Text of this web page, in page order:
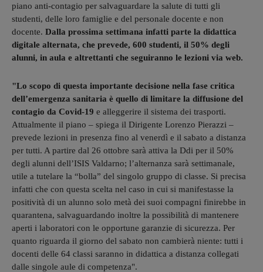
piano anti-contagio per salvaguardare la salute di tutti gli
studenti, delle loro famiglie e del personale docente e non
docente. Dalla prossima settimana infatti parte la didattica
digitale alternata, che prevede, 600 studenti, il 50% degli
alunni, in aula e altrettanti che seguiranno le lezioni via web.
"Lo scopo di questa importante decisione nella fase critica
dell’emergenza sanitaria è quello di limitare la diffusione del
contagio da Covid-19 e alleggerire il sistema dei trasporti.
Attualmente il piano – spiega il Dirigente Lorenzo Pierazzi –
prevede lezioni in presenza fino al venerdì e il sabato a distanza
per tutti. A partire dal 26 ottobre sarà attiva la Ddi per il 50%
degli alunni dell’ISIS Valdarno; l’alternanza sarà settimanale,
utile a tutelare la “bolla” del singolo gruppo di classe. Si precisa
infatti che con questa scelta nel caso in cui si manifestasse la
positività di un alunno solo metà dei suoi compagni finirebbe in
quarantena, salvaguardando inoltre la possibilità di mantenere
aperti i laboratori con le opportune garanzie di sicurezza. Per
quanto riguarda il giorno del sabato non cambierà niente: tutti i
docenti delle 64 classi saranno in didattica a distanza collegati
dalle singole aule di competenza".